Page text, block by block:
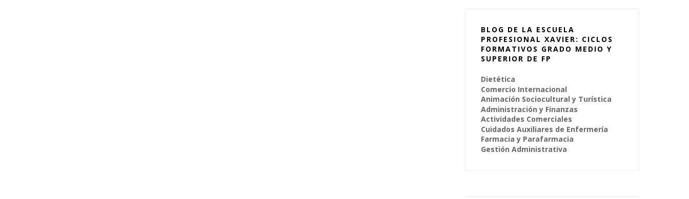
BLOG DE LA ESCUELA
PROFESIONAL XAVIER: CICLOS
FORMATIVOS GRADO MEDIO Y
SUPERIOR DE FP
Dietética
Comercio Internacional
Animación Sociocultural y Turística
Administración y Finanzas
Actividades Comerciales
Cuidados Auxiliares de Enfermería
Farmacia y Parafarmacia
Gestión Administrativa